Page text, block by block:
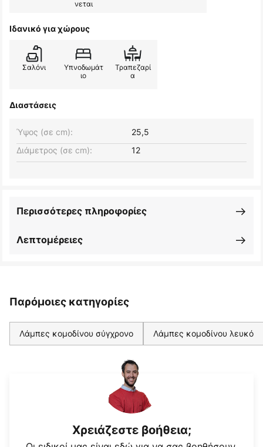
νεται
Ιδανικό για χώρους
Σαλόνι
Υπνοδωμάτ
ιο
Τραπεζαρί
α
Διαστάσεις
Ύψος (σε cm):
25,5
Διάμετρος (σε cm):
12
Λεπτομέρειες
Περισσότερες πληροφορίες
Παρόμοιες κατηγορίες
Λάμπες κομοδίνου σύγχρονο Λάμπες κομοδίνου λευκό
Χρειάζεστε βοήθεια;